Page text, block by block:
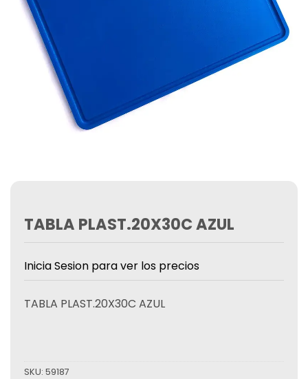
TABLA PLAST.20X30C AZUL
Inicia Sesion para ver los precios
TABLA PLAST.20X30C AZUL
SKU: 59187